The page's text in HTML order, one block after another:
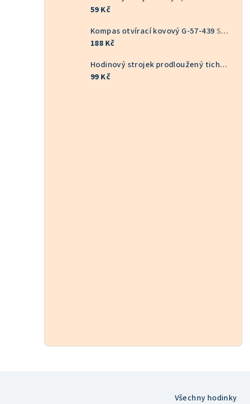
59 Kč
Kompas otvírací kovový G-57-439Skladem v ČR
188 Kč
Hodinový strojek prodloužený tichý 9/16 mm 6168S
99 Kč
Všechny hodinky